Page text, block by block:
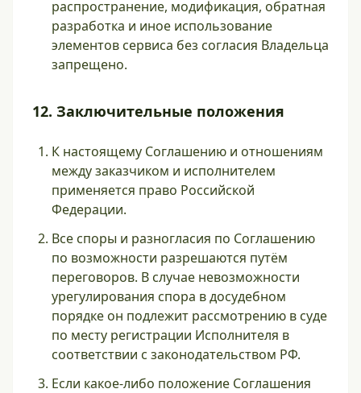
распространение, модификация, обратная
разработка и иное использование
элементов сервиса без согласия Владельца
запрещено.
12. Заключительные положения
К настоящему Соглашению и отношениям
между заказчиком и исполнителем
применяется право Российской
Федерации.
Все споры и разногласия по Соглашению
по возможности разрешаются путём
переговоров. В случае невозможности
урегулирования спора в досудебном
порядке он подлежит рассмотрению в суде
по месту регистрации Исполнителя в
соответствии с законодательством РФ.
Если какое-либо положение Соглашения